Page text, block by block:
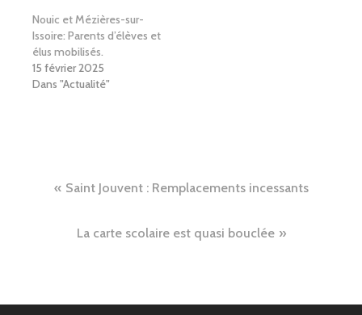
Nouic et Mézières-sur-
Issoire: Parents d’élèves et
élus mobilisés.
15 février 2025
Dans "Actualité"
Navigation
l’article
Saint Jouvent : Remplacements incessants
La carte scolaire est quasi bouclée